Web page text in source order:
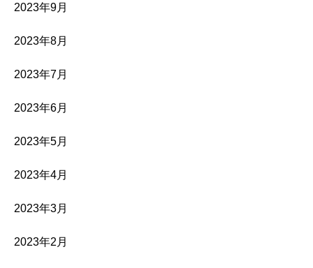
2023年9月
2023年8月
2023年7月
2023年6月
2023年5月
2023年4月
2023年3月
2023年2月